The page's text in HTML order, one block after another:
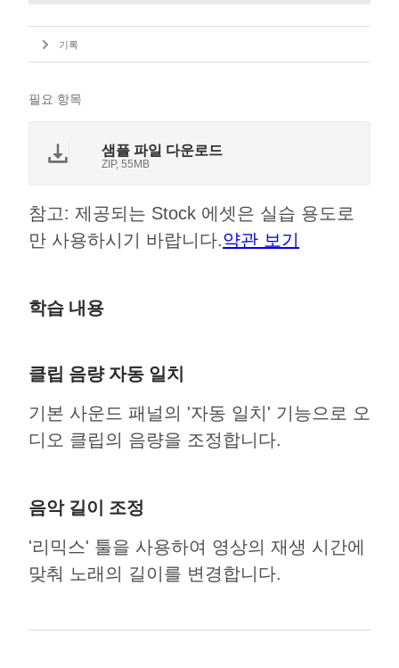
기록
필요 항목
샘플 파일 다운로드
ZIP, 55MB
참고: 제공되는 Stock 에셋은 실습 용도로
만 사용하시기 바랍니다.약관 보기
학습 내용
클립 음량 자동 일치
기본 사운드 패널의 '자동 일치' 기능으로 오
디오 클립의 음량을 조정합니다.
음악 길이 조정
'리믹스' 툴을 사용하여 영상의 재생 시간에
맞춰 노래의 길이를 변경합니다.